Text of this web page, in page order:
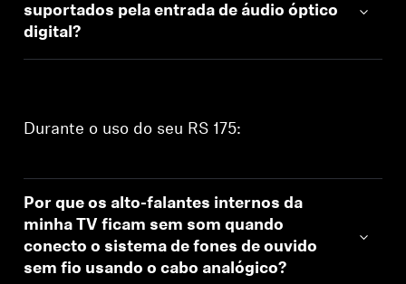
suportados pela entrada de áudio óptico
digital?
Durante o uso do seu RS 175:
Por que os alto-falantes internos da
minha TV ficam sem som quando
conecto o sistema de fones de ouvido
sem fio usando o cabo analógico?